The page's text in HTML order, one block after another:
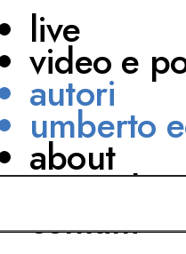
live
video e
autori
umberto
about
network
contatti